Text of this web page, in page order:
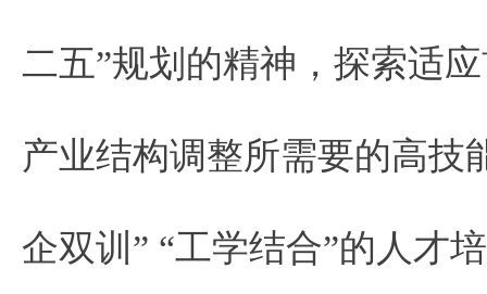
二五”规划的精神，探索适
产业结构调整所需要的高技
企双训” “工学结合”的人才